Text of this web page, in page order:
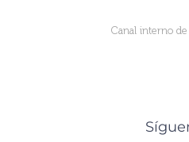
Canal interno